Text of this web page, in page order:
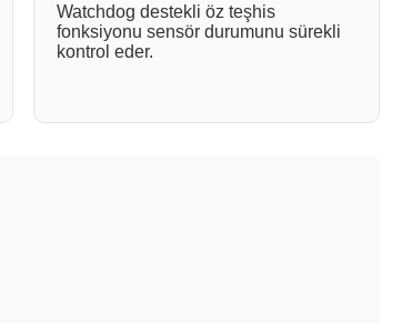
Watchdog destekli öz teşhis
fonksiyonu sensör durumunu sürekli
kontrol eder.